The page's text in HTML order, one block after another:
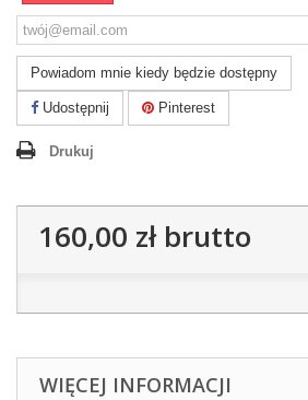
Powiadom mnie kiedy będzie dostępny
Udostępnij Pinterest
Drukuj
160,00 złbrutto
WIĘCEJ INFORMACJI